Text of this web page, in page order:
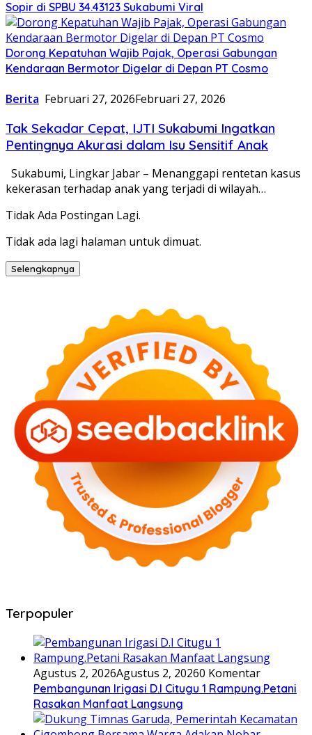
Sopir di SPBU 34.43123 Sukabumi Viral
Dorong Kepatuhan Wajib Pajak, Operasi Gabungan
Kendaraan Bermotor Digelar di Depan PT Cosmo
Berita Februari 27, 2026Februari 27, 2026
Tak Sekadar Cepat, IJTI Sukabumi Ingatkan
Pentingnya Akurasi dalam Isu Sensitif Anak
Sukabumi, Lingkar Jabar – Menanggapi rentetan kasus
kekerasan terhadap anak yang terjadi di wilayah…
Tidak Ada Postingan Lagi.
Tidak ada lagi halaman untuk dimuat.
Selengkapnya
Terpopuler
Agustus 2, 2026Agustus 2, 20260 Komentar
Pembangunan Irigasi D.I Citugu 1 Rampung.Petani
Rasakan Manfaat Langsung